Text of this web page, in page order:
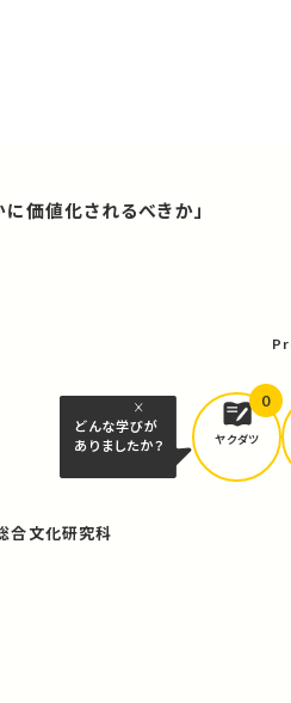
価値化されるべきか」
どんな学びが
ありましたか？
ヤクダツ
0
合文化研究科